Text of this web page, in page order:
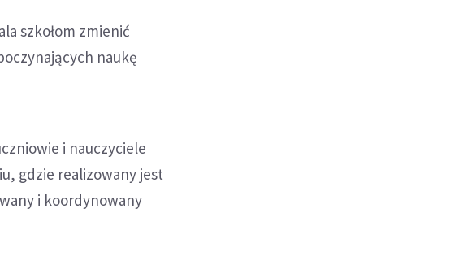
szkołom zmienić
naukę
i nauczyciele
gdzie realizowany jest
i koordynowany